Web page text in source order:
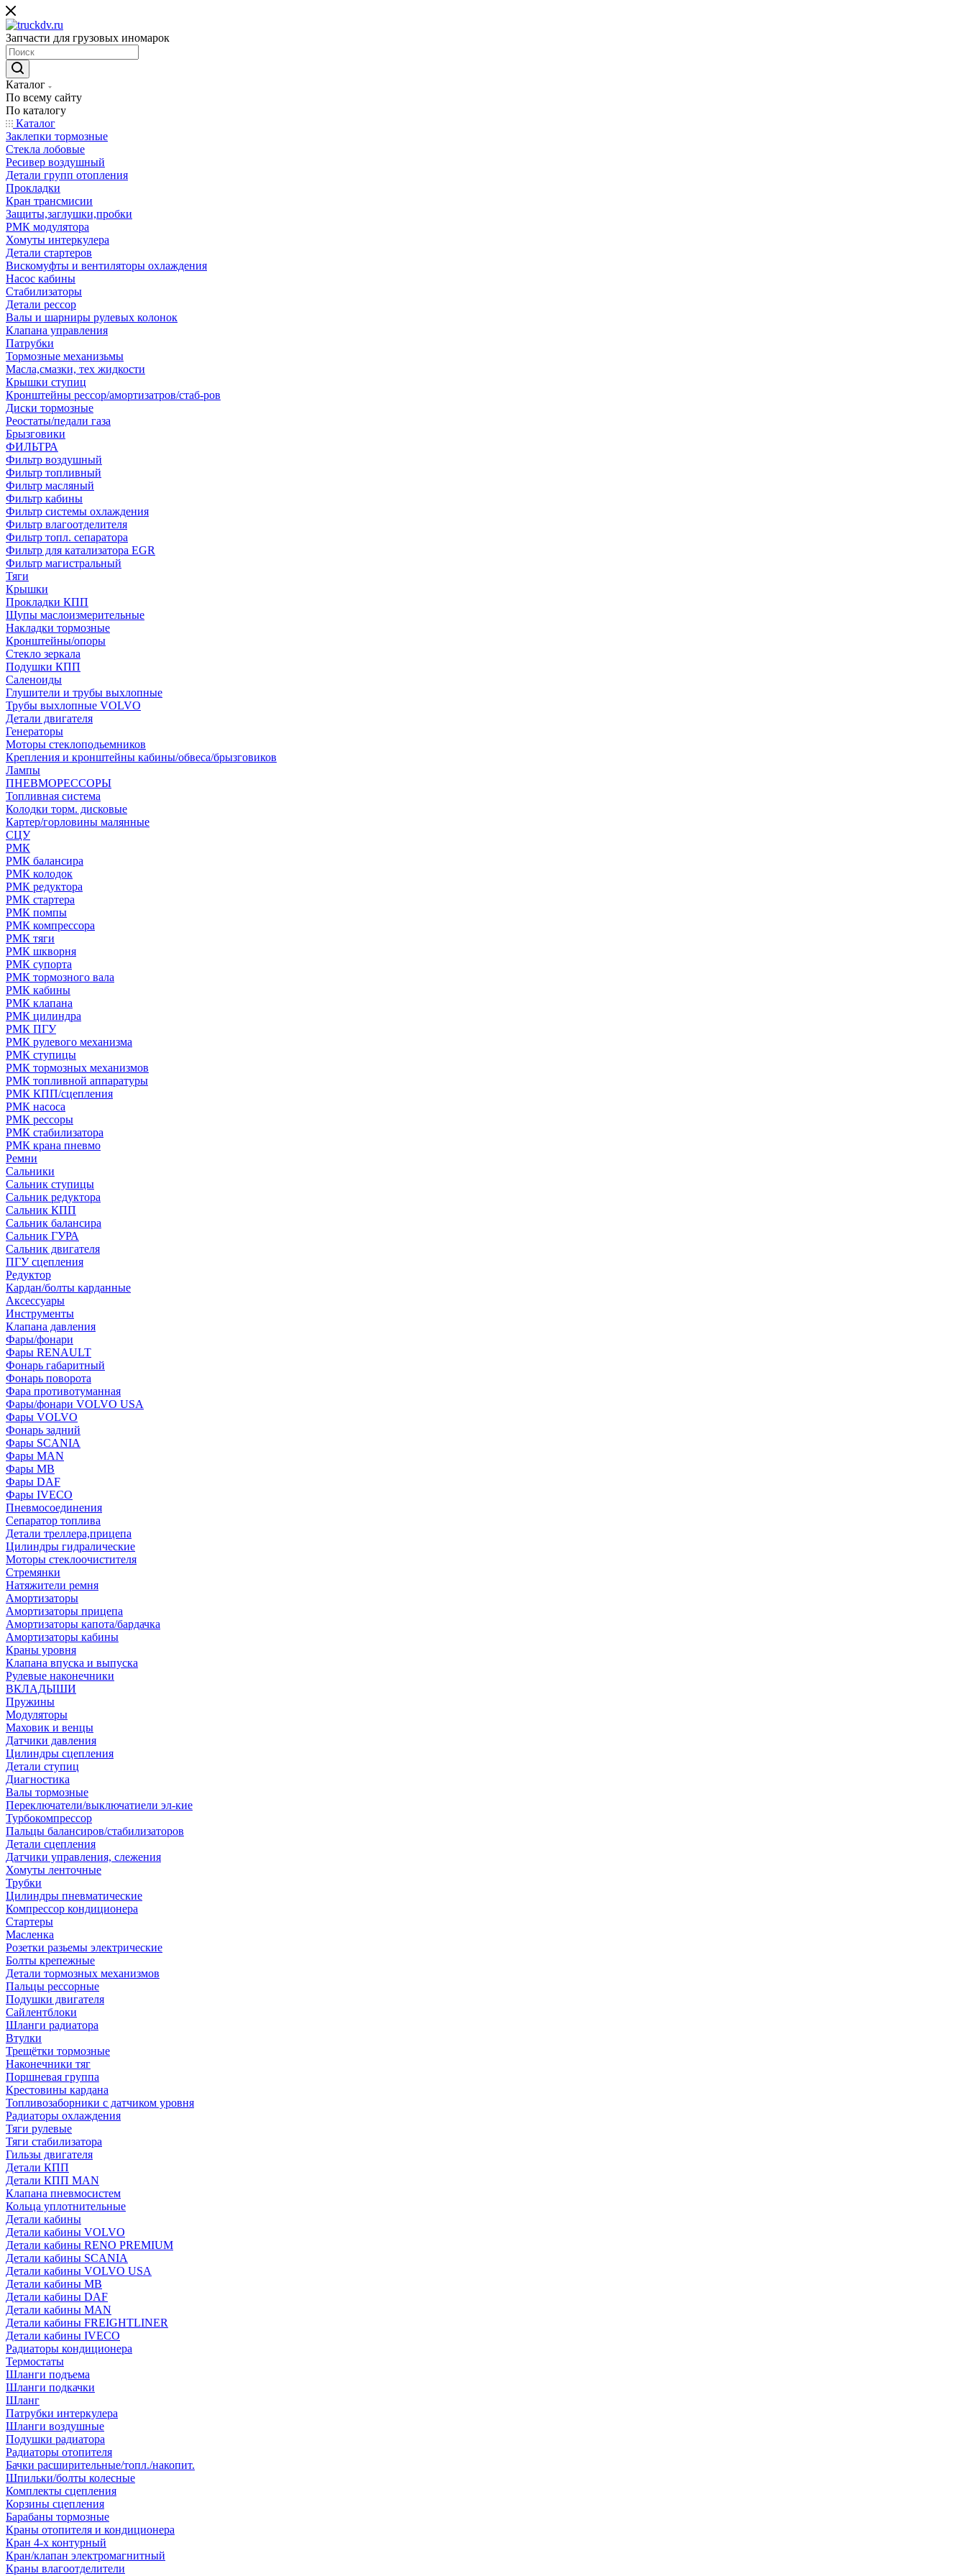
Запчасти для грузовых иномарок
Каталог
По всему сайту
По каталогу
Каталог
Заклепки тормозные
Стекла лобовые
Ресивер воздушный
Детали групп отопления
Прокладки
Кран трансмисии
Защиты,заглушки,пробки
РМК модулятора
Хомуты интеркулера
Детали стартеров
Вискомуфты и вентиляторы охлаждения
Насос кабины
Стабилизаторы
Детали рессор
Валы и шарниры рулевых колонок
Клапана управления
Патрубки
Тормозные механизьмы
Масла,смазки, тех жидкости
Крышки ступиц
Кронштейны рессор/амортизатров/стаб-ров
Диски тормозные
Реостаты/педали газа
Брызговики
ФИЛЬТРА
Фильтр воздушный
Фильтр топливный
Фильтр масляный
Фильтр кабины
Фильтр системы охлаждения
Фильтр влагоотделителя
Фильтр топл. сепаратора
Фильтр для катализатора EGR
Фильтр магистральный
Тяги
Крышки
Прокладки КПП
Щупы маслоизмерительные
Накладки тормозные
Кронштейны/опоры
Стекло зеркала
Подушки КПП
Саленоиды
Глушители и трубы выхлопные
Трубы выхлопные VOLVO
Детали двигателя
Генераторы
Моторы стеклоподьемников
Крепления и кронштейны кабины/обвеса/брызговиков
Лампы
ПНЕВМОРЕССОРЫ
Топливная система
Колодки торм. дисковые
Картер/горловины малянные
СЦУ
РМК
РМК балансира
РМК колодок
РМК редуктора
РМК стартера
РМК помпы
РМК компрессора
РМК тяги
РМК шкворня
РМК супорта
РМК тормозного вала
РМК кабины
РМК клапана
РМК цилиндра
РМК ПГУ
РМК рулевого механизма
РМК ступицы
РМК тормозных механизмов
РМК топливной аппаратуры
РМК КПП/сцепления
РМК насоса
РМК рессоры
РМК стабилизатора
РМК крана пневмо
Ремни
Сальники
Сальник ступицы
Сальник редуктора
Сальник КПП
Сальник балансира
Сальник ГУРА
Сальник двигателя
ПГУ сцепления
Редуктор
Кардан/болты карданные
Аксессуары
Инструменты
Клапана давления
Фары/фонари
Фары RENAULT
Фонарь габаритный
Фонарь поворота
Фара противотуманная
Фары/фонари VOLVO USA
Фары VOLVO
Фонарь задний
Фары SCANIA
Фары MAN
Фары MB
Фары DAF
Фары IVECO
Пневмосоединения
Сепаратор топлива
Детали треллера,прицепа
Цилиндры гидралические
Моторы стеклоочистителя
Стремянки
Натяжители ремня
Амортизаторы
Амортизаторы прицепа
Амортизаторы капота/бардачка
Амортизаторы кабины
Краны уровня
Клапана впуска и выпуска
Рулевые наконечники
ВКЛАДЫШИ
Пружины
Модуляторы
Маховик и венцы
Датчики давления
Цилиндры сцепления
Детали ступиц
Диагностика
Валы тормозные
Переключатели/выключатиели эл-кие
Турбокомпрессор
Пальцы балансиров/стабилизаторов
Детали сцепления
Датчики управления, слежения
Хомуты ленточные
Трубки
Цилиндры пневматические
Компрессор кондиционера
Стартеры
Масленка
Розетки разьемы электрические
Болты крепежные
Детали тормозных механизмов
Пальцы рессорные
Подушки двигателя
Сайлентблоки
Шланги радиатора
Втулки
Трещётки тормозные
Наконечники тяг
Поршневая группа
Крестовины кардана
Топливозаборники с датчиком уровня
Радиаторы охлаждения
Тяги рулевые
Тяги стабилизатора
Гильзы двигателя
Детали КПП
Детали КПП MAN
Клапана пневмосистем
Кольца уплотнительные
Детали кабины
Детали кабины VOLVO
Детали кабины RENO PREMIUM
Детали кабины SCANIA
Детали кабины VOLVO USA
Детали кабины MB
Детали кабины DAF
Детали кабины MAN
Детали кабины FREIGHTLINER
Детали кабины IVECO
Радиаторы кондиционера
Термостаты
Шланги подъема
Шланги подкачки
Шланг
Патрубки интеркулера
Шланги воздушные
Подушки радиатора
Радиаторы отопителя
Бачки расширительные/топл./накопит.
Шпильки/болты колесные
Комплекты сцепления
Корзины сцепления
Барабаны тормозные
Краны отопителя и кондиционера
Кран 4-х контурный
Кран/клапан электромагнитный
Краны влагоотделители